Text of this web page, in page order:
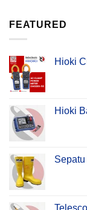
FEATURED
Hioki
Hioki